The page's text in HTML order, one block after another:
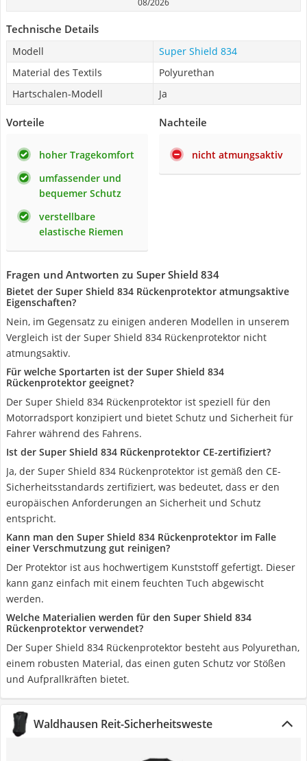
08/2026
Technische Details
Modell
Super Shield 834
Material des Textils
Polyurethan
Hartschalen-Modell
Ja
Vorteile
hoher Tragekomfort
umfassender und
bequemer Schutz
verstellbare
elastische Riemen
Nachteile
nicht atmungsaktiv
Fragen und Antworten zu Super Shield 834
Bietet der Super Shield 834 Rückenprotektor atmungsaktive
Eigenschaften?
Nein, im Gegensatz zu einigen anderen Modellen in unserem
Vergleich ist der Super Shield 834 Rückenprotektor nicht
atmungsaktiv.
Für welche Sportarten ist der Super Shield 834
Rückenprotektor geeignet?
Der Super Shield 834 Rückenprotektor ist speziell für den
Motorradsport konzipiert und bietet Schutz und Sicherheit für
Fahrer während des Fahrens.
Ist der Super Shield 834 Rückenprotektor CE-zertifiziert?
Ja, der Super Shield 834 Rückenprotektor ist gemäß den CE-
Sicherheitsstandards zertifiziert, was bedeutet, dass er den
europäischen Anforderungen an Sicherheit und Schutz
entspricht.
Kann man den Super Shield 834 Rückenprotektor im Falle
einer Verschmutzung gut reinigen?
Der Protektor ist aus hochwertigem Kunststoff gefertigt. Dieser
kann ganz einfach mit einem feuchten Tuch abgewischt
werden.
Welche Materialien werden für den Super Shield 834
Rückenprotektor verwendet?
Der Super Shield 834 Rückenprotektor besteht aus Polyurethan,
einem robusten Material, das einen guten Schutz vor Stößen
und Aufprallkräften bietet.
Waldhausen Reit-Sicherheitsweste